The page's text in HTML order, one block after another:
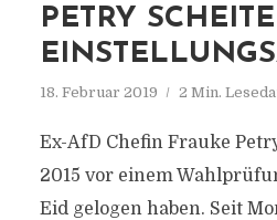
PETRY
18. Februar 2019 2 Min.
Ex-AfD Chefin Frauke
2015 vor einem
Eid gelogen haben. Seit